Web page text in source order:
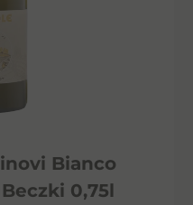
Bianco
0,75l